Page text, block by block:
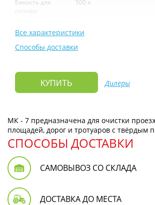
Емкость для
полива:
500 л
Все характеристики
Способы доставки
КУПИТЬ Дилеры
МК - 7 предназначена для очистки
площадей, дорог и тротуаров с твёрдым
СПОСОБЫ ДОСТАВКИ
САМОВЫВОЗ СО СКЛАДА
ДОСТАВКА ДО МЕСТА